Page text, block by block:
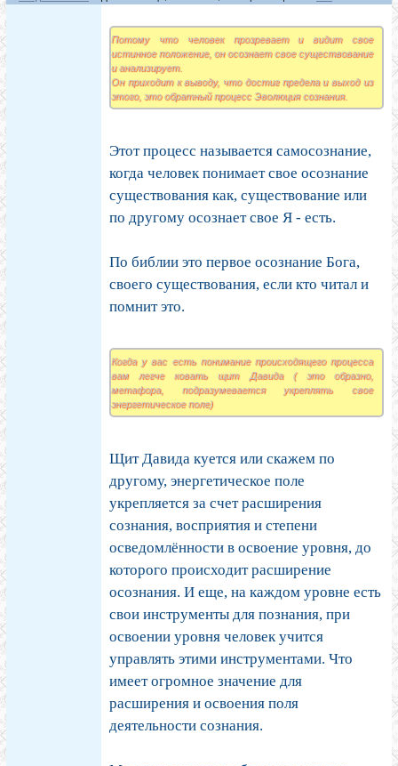
Потому что человек прозревает и видит свое
истинное положение, он осознает свое существование
и анализирует.
Он приходит к выводу, что достиг предела и выход из
этого, это обратный процесс Эволюция сознания.
Этот процесс называется самосознание,
когда человек понимает свое осознание
существования как, существование или
по другому осознает свое Я - есть.
По библии это первое осознание Бога,
своего существования, если кто читал и
помнит это.
Когда у вас есть понимание происходящего процесса
вам легче ковать щит Давида ( это образно,
метафора, подразумевается укреплять свое
энергетическое поле)
Щит Давида куется или скажем по
другому, энергетическое поле
укрепляется за счет расширения
сознания, восприятия и степени
осведомлённости в освоение уровня, до
которого происходит расширение
осознания. И еще, на каждом уровне есть
свои инструменты для познания, при
освоении уровня человек учится
управлять этими инструментами. Что
имеет огромное значение для
расширения и освоения поля
деятельности сознания.